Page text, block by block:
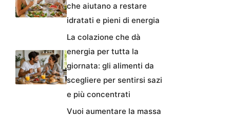
che aiutano a restare
idratati e pieni di energia
La colazione che dà
energia per tutta la
giornata: gli alimenti da
scegliere per sentirsi sazi
e più concentrati
Vuoi aumentare la massa